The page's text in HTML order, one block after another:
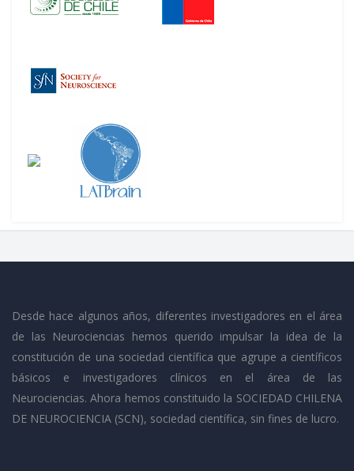
Desde hace algunos años, diferentes investigadores en el área
de las Neurociencias hemos querido impulsar la idea de la
constitución de una sociedad científica que agrupe a científicos
básicos e investigadores clínicos en el área de las
Neurociencias. Ahora hemos constituido la SOCIEDAD CHILENA
DE NEUROCIENCIA (SCN), sociedad científica, sin fines de lucro.